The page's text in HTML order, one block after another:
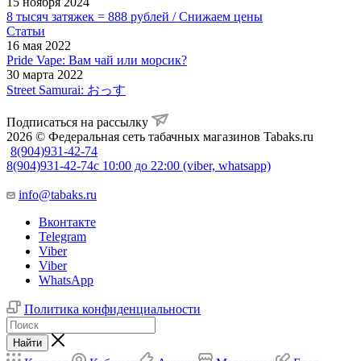
8 тысяч затяжек = 888 рублей / Снижаем цены
Статьи
16 мая 2022
Pride Vape: Вам чай или морсик?
30 марта 2022
Street Samurai: おっす
Подписаться на рассылку
2026 © Федеральная сеть табачных магазинов Tabaks.ru
8(904)931-42-74
8(904)931-42-74с 10:00 до 22:00 (viber, whatsapp)
info@tabaks.ru
Вконтакте
Telegram
Viber
Viber
WhatsApp
Политика конфиденциальности
Найти